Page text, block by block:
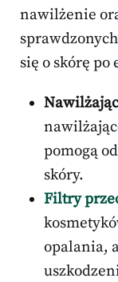
nawilżenie
się o skórę po
pomogą
skóry.
Filtry
opalania,